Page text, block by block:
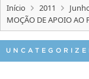
EDITAIS
INTERNACIONAL
OUVIDORIA
Início 2011
MOÇÃO DE APOIO AO